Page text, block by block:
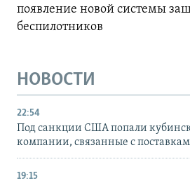
появление новой системы
беспилотников
НОВОСТИ
22:54
Под санкции США попали
компании, связанные с
19:15